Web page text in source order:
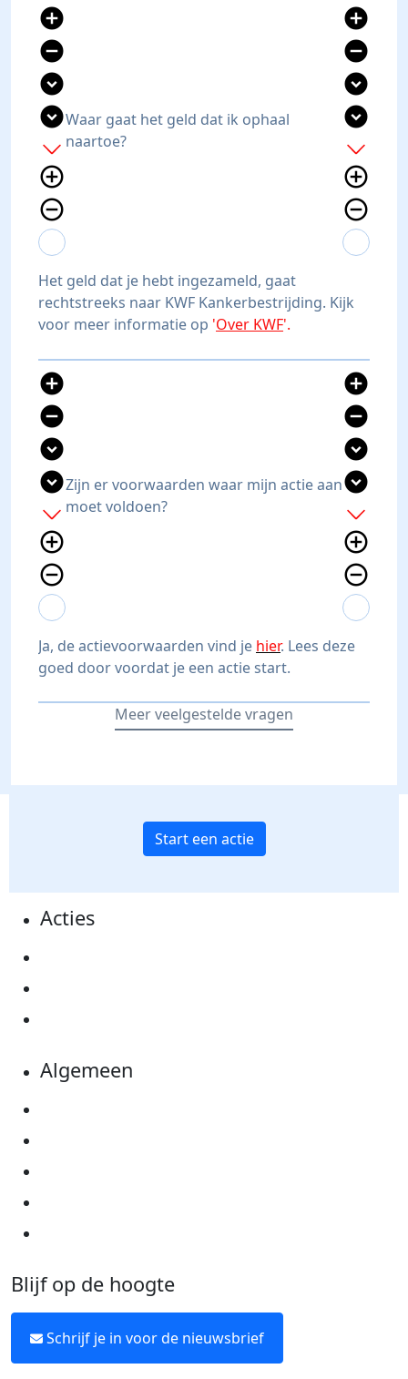
add_circle
remove_circle
expand_circle_down
expand_circle_down
add
add_circle_outline
remove_circle_outline
expand_more
expand_less
Waar gaat het geld dat ik ophaal
naartoe?
add_circle
remove_circle
expand_circle_down
expand_circle_down
add
add_circle_outline
remove_circle_outline
expand_more
expand_less
Het geld dat je hebt ingezameld, gaat
rechtstreeks naar KWF Kankerbestrijding. Kijk
voor meer informatie op 'Over KWF'.
add_circle
remove_circle
expand_circle_down
expand_circle_down
add
add_circle_outline
remove_circle_outline
expand_more
expand_less
Zijn er voorwaarden waar mijn actie aan
moet voldoen?
add_circle
remove_circle
expand_circle_down
expand_circle_down
add
add_circle_outline
remove_circle_outline
expand_more
expand_less
Ja, de actievoorwaarden vind je hier. Lees deze
goed door voordat je een actie start.
Meer veelgestelde vragen
Start een actie
Acties
Algemeen
Blijf op de hoogte
Schrijf je in voor de nieuwsbrief